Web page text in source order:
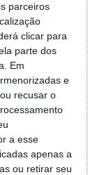
parceiros
clicar para
parte dos
Em
e
recusar o
a esse
apenas a
ou retirar seu
fixe mas para
tu a faze-lo.
minhas guias”